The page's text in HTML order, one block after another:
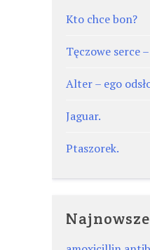
Kto chce bon?
Tęczowe serce
Alter – ego
Jaguar.
Ptaszorek.